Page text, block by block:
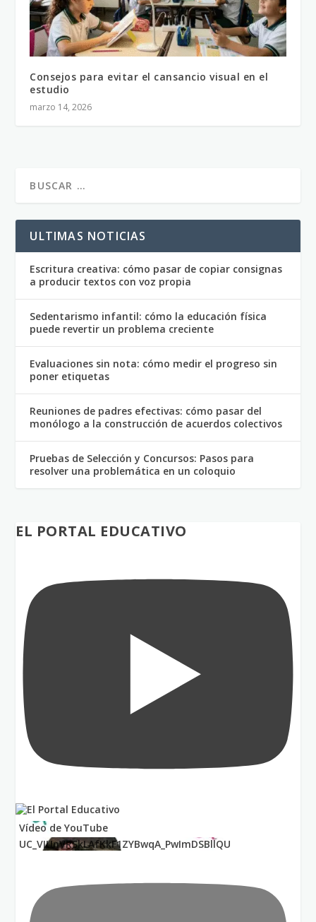
Consejos para evitar el cansancio visual en el
estudio
marzo 14, 2026
ULTIMAS NOTICIAS
Escritura creativa: cómo pasar de copiar consignas
a producir textos con voz propia
Sedentarismo infantil: cómo la educación física
puede revertir un problema creciente
Evaluaciones sin nota: cómo medir el progreso sin
poner etiquetas
Reuniones de padres efectivas: cómo pasar del
monólogo a la construcción de acuerdos colectivos
Pruebas de Selección y Concursos: Pasos para
resolver una problemática en un coloquio
EL PORTAL EDUCATIVO
Vídeo de YouTube
UC_VIUnVRSkLAfKkF1ZYBwqA_PwImDSBllQU